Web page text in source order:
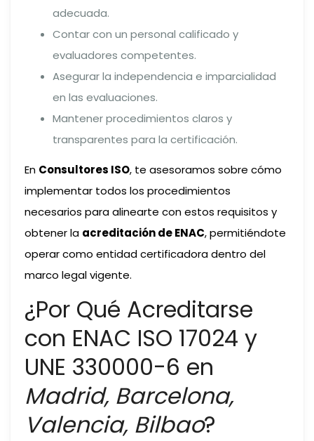
adecuada.
Contar con un personal calificado y
evaluadores competentes.
Asegurar la independencia e imparcialidad
en las evaluaciones.
Mantener procedimientos claros y
transparentes para la certificación.
En Consultores ISO, te asesoramos sobre cómo
implementar todos los procedimientos
necesarios para alinearte con estos requisitos y
obtener la acreditación de ENAC, permitiéndote
operar como entidad certificadora dentro del
marco legal vigente.
¿Por Qué Acreditarse
con ENAC ISO 17024 y
UNE 330000-6 en
Madrid, Barcelona,
Valencia, Bilbao?